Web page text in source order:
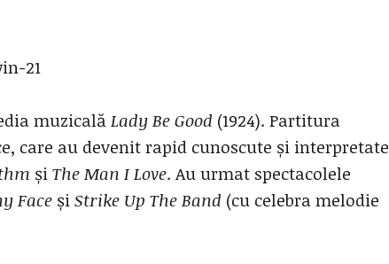
muzicalăLady Be Good (1924). Partitura
care au devenit rapid cunoscute și interpretate
șiThe Man I Love. Au urmat spectacolele
Face șiStrike Up The Band (cu celebra melodie